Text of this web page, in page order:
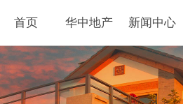
首页 华中地产 新闻中心